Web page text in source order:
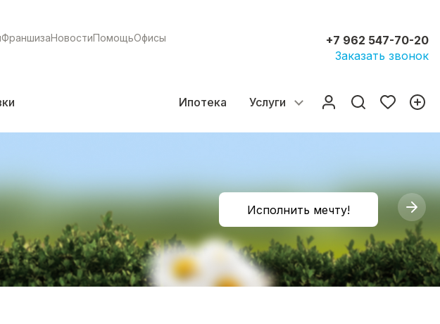
ФраншизаНовостиПомощьОфисы
+7 962 547-70-20
Заказать звонок
Ипотека Услуги
Исполнить мечту!